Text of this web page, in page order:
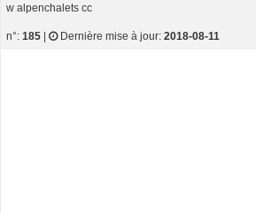
w alpenchalets cc
n°: 185 | Dernière mise à jour: 2018-08-11